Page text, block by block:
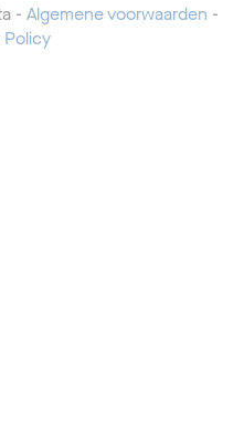
- Algemene voorwaarden -
Policy